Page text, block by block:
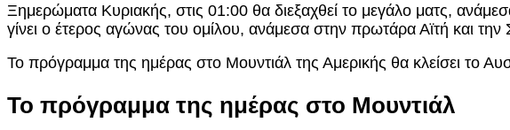
Ξημερώματα Κυριακής, στις 01:00 θα διεξαχθεί το μεγάλο ματς,
γίνει ο έτερος αγώνας του ομίλου, ανάμεσα στην πρωτάρα Αϊτή και την
Το πρόγραμμα της ημέρας στο Μουντιάλ της Αμερικής θα κλείσει το
Το πρόγραμμα της ημέρας στο Μουντιάλ